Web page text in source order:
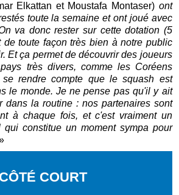
Elkattan et Moustafa Montaser) ont
toute la semaine et ont joué avec
va donc rester sur cette dotation (5
toute façon très bien à notre public
Et ça permet de découvrir des joueurs
très divers, comme les Coréens
rendre compte que le squash est
le monde. Je ne pense pas qu'il y ait
dans la routine : nos partenaires sont
à chaque fois, et c'est vraiment un
qui constitue un moment sympa pour
CÔTÉ COURT